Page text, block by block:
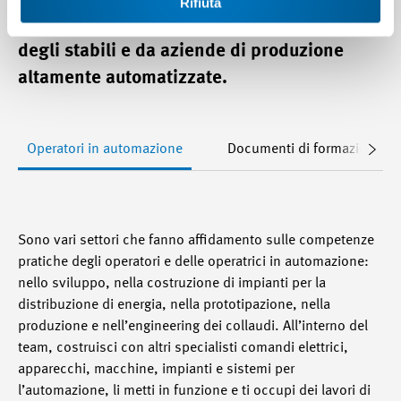
dall’industria chimica, dall’automazione
degli stabili e da aziende di produzione
altamente automatizzate.
Operatori in automazione Documenti di formazione e
Sono vari settori che fanno affidamento sulle competenze
pratiche degli operatori e delle operatrici in automazione:
nello sviluppo, nella costruzione di impianti per la
distribuzione di energia, nella prototipazione, nella
produzione e nell’engineering dei collaudi. All’interno del
team, costruisci con altri specialisti comandi elettrici,
apparecchi, macchine, impianti e sistemi per
l’automazione, li metti in funzione e ti occupi dei lavori di